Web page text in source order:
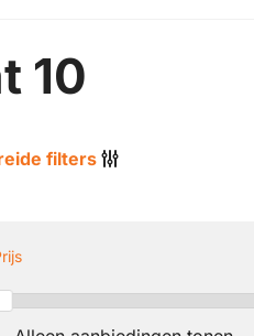
10
filters